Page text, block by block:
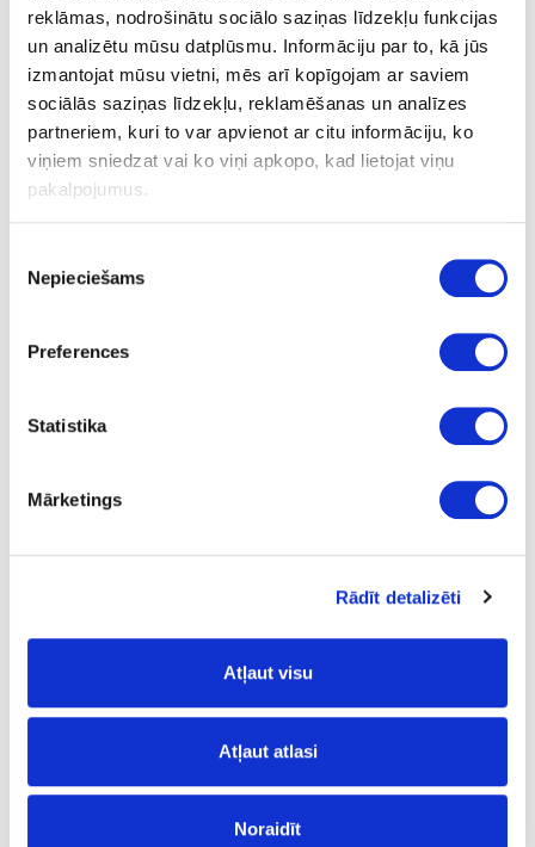
reklāmas, nodrošinātu sociālo saziņas līdzekļu funkcijas
un analizētu mūsu datplūsmu. Informāciju par to, kā jūs
izmantojat mūsu vietni, mēs arī kopīgojam ar saviem
sociālās saziņas līdzekļu, reklamēšanas un analīzes
partneriem, kuri to var apvienot ar citu informāciju, ko
viņiem sniedzat vai ko viņi apkopo, kad lietojat viņu
pakalpojumus.
izvēle
Nepieciešams
Preferences
Statistika
Mārketings
Rādīt detalizēti
Atļaut visu
Atļaut atlasi
Noraidīt
Pārdošanas projektu vadītājs
Agris Vīksna
E-pasts: agris.viksna@attelsr.lv
Pārdošanas projektu vadītājs
Mārtiņš Zemītis